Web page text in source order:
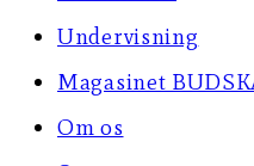
Undervisning
Magasinet
Om os